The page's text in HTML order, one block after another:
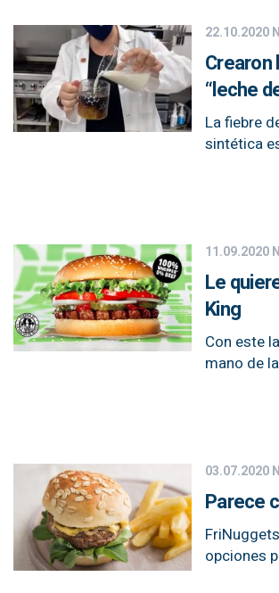
22.10.2020
Crearon
“leche
La fiebre
sintética
11.09.2020
Le
King
Con este
mano de
03.07.2020
Parece
opciones